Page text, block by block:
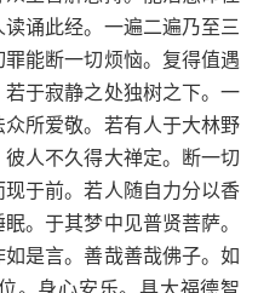
诵此经。一遍二遍乃至三
能断一切烦恼。复得值遇
于寂静之处独树之下。一
所爱敬。若有人于大林野
人不久得大禅定。断一切
于前。若人随自力分以香
。于其梦中见普贤菩萨。
是言。善哉善哉佛子。如
。身心安乐。具大福德智